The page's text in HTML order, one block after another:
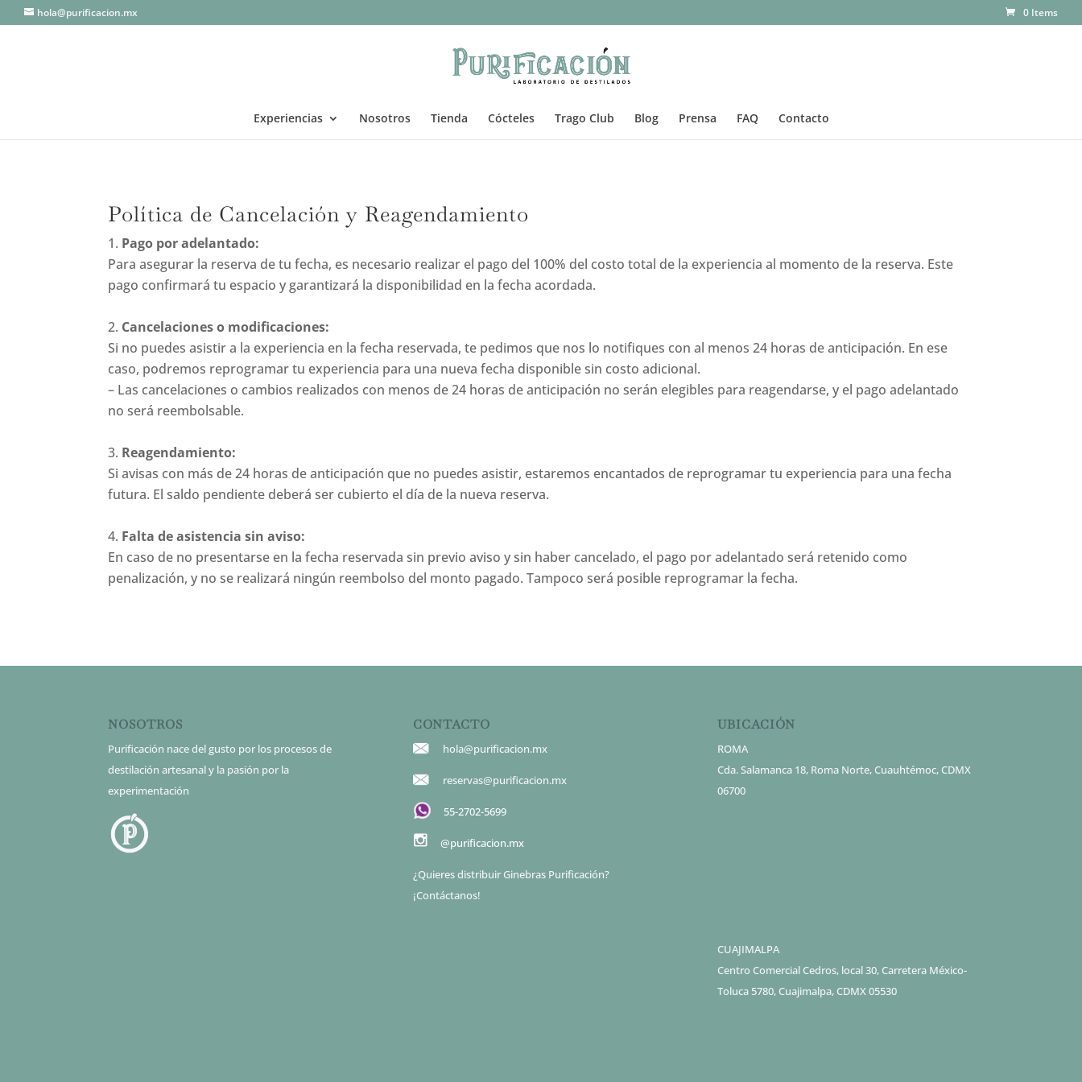
hola@purificacion.mx 0 Items
Experiencias Nosotros Tienda Cócteles Trago Club Blog Prensa FAQ Contacto
Política de Cancelación y Reagendamiento
Pago por adelantado:
Para asegurar la reserva de tu fecha, es necesario realizar el pago del 100% del costo total de la experiencia al momento de la reserva. Este
pago confirmará tu espacio y garantizará la disponibilidad en la fecha acordada.
Cancelaciones o modificaciones:
Si no puedes asistir a la experiencia en la fecha reservada, te pedimos que nos lo notifiques con al menos 24 horas de anticipación. En ese
caso, podremos reprogramar tu experiencia para una nueva fecha disponible sin costo adicional.
– Las cancelaciones o cambios realizados con menos de 24 horas de anticipación no serán elegibles para reagendarse, y el pago adelantado
no será reembolsable.
Reagendamiento:
Si avisas con más de 24 horas de anticipación que no puedes asistir, estaremos encantados de reprogramar tu experiencia para una fecha
futura. El saldo pendiente deberá ser cubierto el día de la nueva reserva.
Falta de asistencia sin aviso:
En caso de no presentarse en la fecha reservada sin previo aviso y sin haber cancelado, el pago por adelantado será retenido como
penalización, y no se realizará ningún reembolso del monto pagado. Tampoco será posible reprogramar la fecha.
NOSOTROS
Purificación nace del gusto por los procesos de
destilación artesanal y la pasión por la
experimentación
CONTACTO
hola@purificacion.mx
reservas@purificacion.mx
55-2702-5699
@purificacion.mx
¿Quieres distribuir Ginebras Purificación?
¡Contáctanos!
UBICACIÓN
ROMA
Cda. Salamanca 18, Roma Norte, Cuauhtémoc, CDMX
06700
CUAJIMALPA
Centro Comercial Cedros, local 30, Carretera México-
Toluca 5780, Cuajimalpa, CDMX 05530